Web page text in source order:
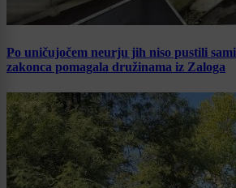
Po uničujočem neurju jih niso pustili
zakonca pomagala družinama iz Zaloga